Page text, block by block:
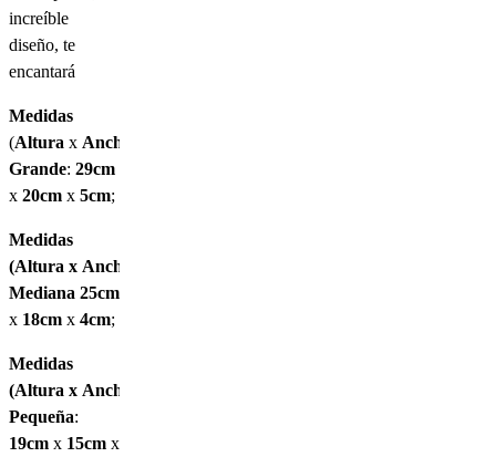
increíble
diseño, te
encantará
Medidas
(Altura x Ancho
Grande: 29cm
x 20cm x 5cm;
Medidas
(Altura x Ancho
Mediana 25cm
x 18cm x 4cm;
Medidas
(Altura x Ancho
Pequeña:
19cm x 15cm x